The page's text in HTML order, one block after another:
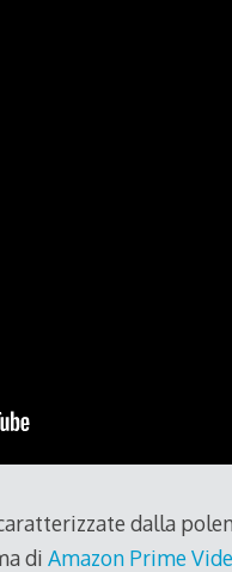
dalla
di Amazon Prime